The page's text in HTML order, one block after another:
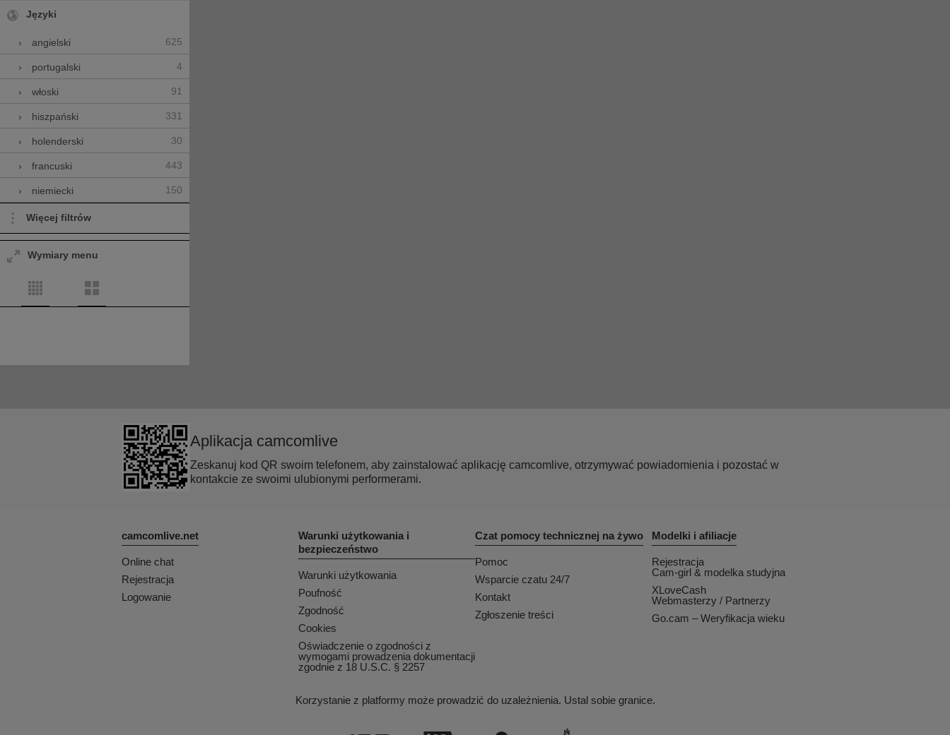
Języki
› angielski 625
› portugalski 4
› włoski 91
› hiszpański 331
› holenderski 30
› francuski 443
› niemiecki 150
Więcej filtrów
Wymiary menu
Aplikacja camcomlive
Zeskanuj kod QR swoim telefonem, aby zainstalować aplikację camcomlive, otrzymywać powiadomienia i pozostać w
kontakcie ze swoimi ulubionymi performerami.
camcomlive.net
Online chat
Rejestracja
Logowanie
Warunki użytkowania i
bezpieczeństwo
Warunki użytkowania
Poufność
Zgodność
Cookies
Oświadczenie o zgodności z
wymogami prowadzenia dokumentacji
zgodnie z 18 U.S.C. § 2257
Czat pomocy technicznej na żywo
Pomoc
Wsparcie czatu 24/7
Kontakt
Zgłoszenie treści
Modelki i afiliacje
Rejestracja
Cam-girl & modelka studyjna
XLoveCash
Webmasterzy / Partnerzy
Go.cam – Weryfikacja wieku
Korzystanie z platformy może prowadzić do uzależnienia. Ustal sobie granice.